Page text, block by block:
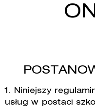
1. Niniejszy
usług w postaci